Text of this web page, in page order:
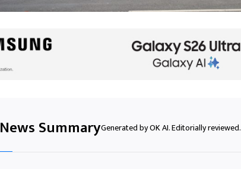
News SummaryGenerated by OK AI. Editorially reviewed.